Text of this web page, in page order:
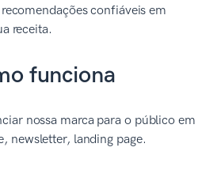
confiáveis em
receita.
funciona
nossa marca para o público em
newsletter, landing page.